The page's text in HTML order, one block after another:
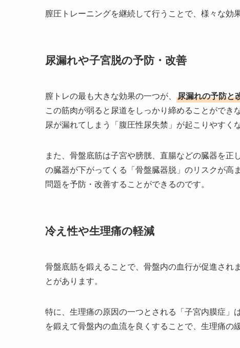
膣圧トレーニングを継続して行うことで、様々な効
尿漏れや子宮脱の予防・改善
膣トレの最も大きな効果の一つが、 尿漏れの予防と
この筋肉が弱ると尿道をしっかり締めることがで
尿が漏れてしまう「腹圧性尿失禁」が起こりやすくな
また、骨盤底筋は子宮や膀胱、直腸などの臓器を
の臓器が下がってくる「骨盤臓器脱」のリスクが高
問題を予防・改善することができるのです。
冷え性や生理痛の軽減
骨盤底筋を鍛えることで、骨盤内の血行が促進され
とがあります。
特に、生理痛の原因の一つとされる「子宮内膜症
を鍛えて骨盤内の血流を良くすることで、生理痛の